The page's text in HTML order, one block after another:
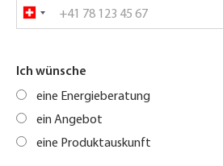
Ich wünsche
eine Energieberatung
ein Angebot
eine Produktauskunft